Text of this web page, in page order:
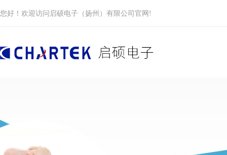
您好！欢迎访问启硕电子（扬州）有限公司官网!